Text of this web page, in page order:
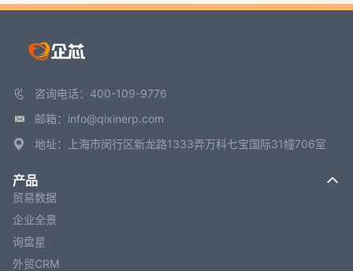
咨询电话：400-109-9776
邮箱：info@qixinerp.com
地址：上海市闵行区新龙路1333弄万科七宝国际31幢706室
产品
贸易数据
企业全景
询盘星
外贸CRM